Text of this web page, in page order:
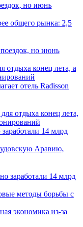
но июнь
общего рынка: 2,5
отдыха конец лета, а
отель Radisson
14 млрд
Аравию,
методы борьбы с
экономика из-за